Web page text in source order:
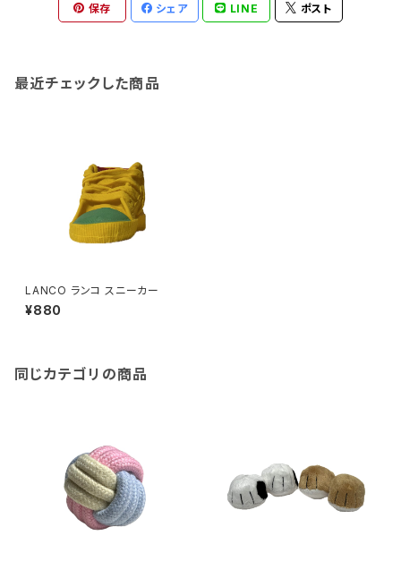
保存 シェア LINE ポスト
最近チェックした商品
LANCO ランコ スニーカー
¥880
同じカテゴリの商品